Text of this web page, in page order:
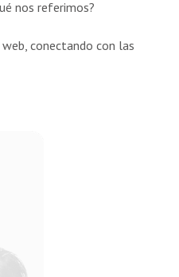
nos referimos?
conectando con las